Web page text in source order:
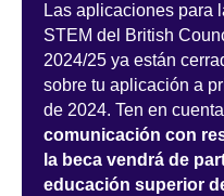
Las aplicaciones para
STEM del British
2024/25 ya están
sobre tu aplicación a
de 2024. Ten en
comunicación con
la beca vendrá de
educación superior